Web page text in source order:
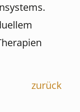
zurück